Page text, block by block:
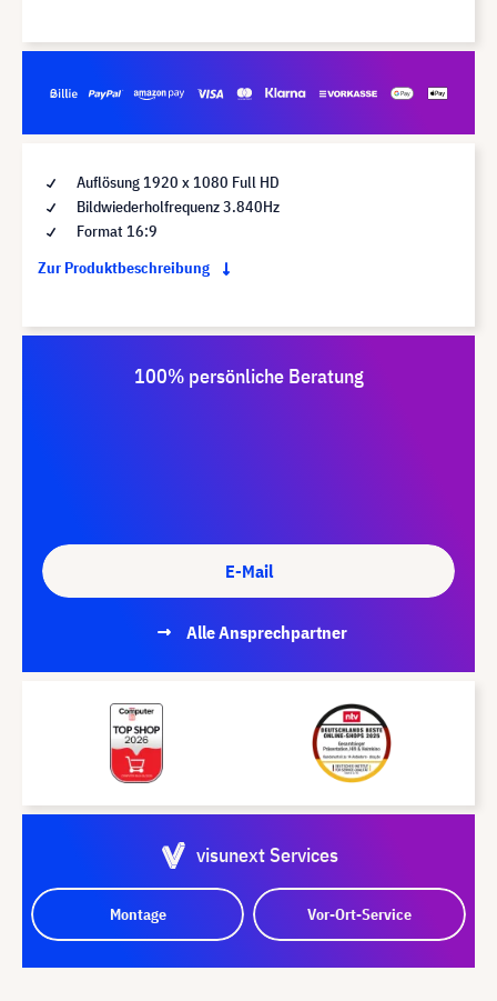
Auflösung 1920 x 1080 Full HD
Bildwiederholfrequenz 3.840Hz
Format 16:9
Zur Produktbeschreibung
100% persönliche Beratung
E-Mail
Alle Ansprechpartner
visunext Services
Montage Vor-Ort-Service